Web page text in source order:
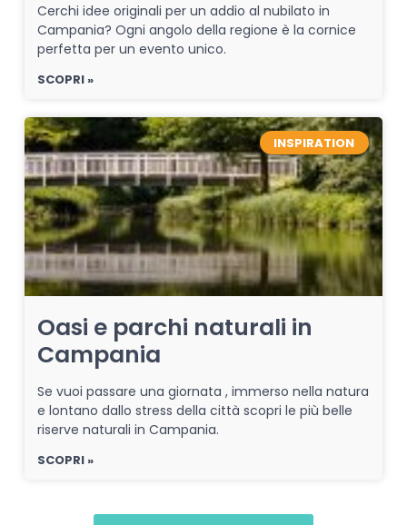
Cerchi idee originali per un addio al nubilato in
Campania? Ogni angolo della regione è la cornice
perfetta per un evento unico.
SCOPRI »
INSPIRATION
Oasi e parchi naturali in
Campania
Se vuoi passare una giornata , immerso nella natura
e lontano dallo stress della città scopri le più belle
riserve naturali in Campania.
SCOPRI »